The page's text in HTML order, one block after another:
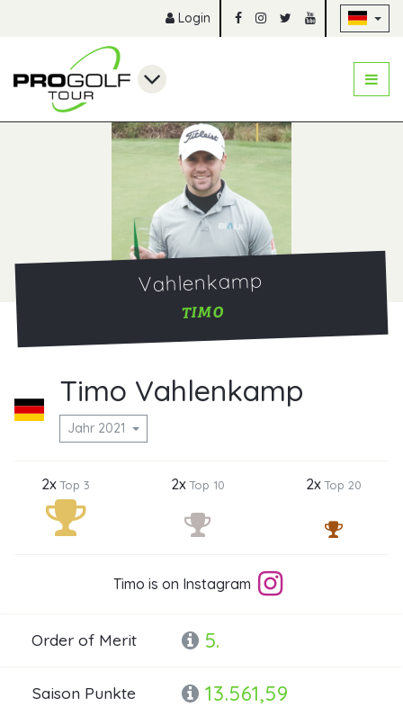
Login
Vahlenkamp
TIMO
Timo Vahlenkamp
Jahr 2021
2xTop 3 2xTop 10 2xTop 20
Timo is on Instagram
Order of Merit 5.
Saison Punkte 13.561,59